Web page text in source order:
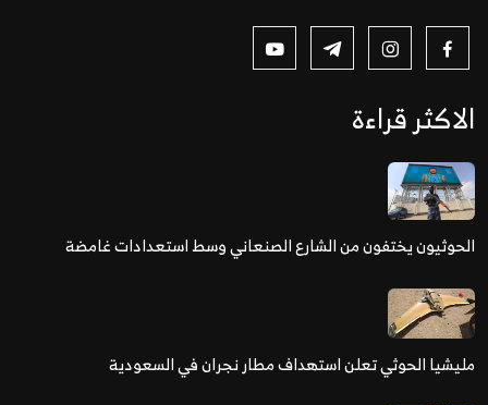
الاكثر قراءة
الحوثيون يختفون من الشارع الصنعاني وسط استعدادات غامضة
مليشيا الحوثي تعلن استهداف مطار نجران في السعودية